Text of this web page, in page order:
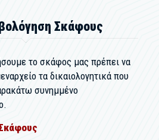
Σκάφους
το σκάφος μας πρέπει να
τα δικαιολογητικά που
συνημμένο